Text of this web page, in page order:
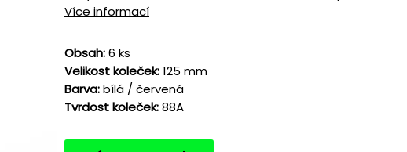
Více informací
Obsah:6 ks
Velikost koleček:125 mm
Barva:bílá / červená
Tvrdost koleček:88A